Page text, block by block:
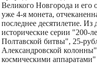
Великого Новгорода и его
уже 4-я монета,
последнее десятилетие. Из
исторические серии "200-
Полтавской битвы", 25-
Александровской
космическими